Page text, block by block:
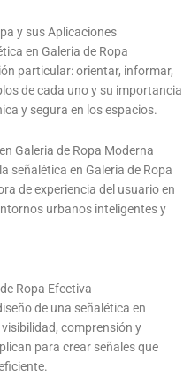
y sus Aplicaciones
en Galeria de Ropa
particular: orientar, informar,
de cada uno y su importancia
y segura en los espacios.
Galeria de Ropa Moderna
señalética en Galeria de Ropa
de experiencia del usuario en
urbanos inteligentes y
Ropa Efectiva
de una señalética en
comprensión y
para crear señales que